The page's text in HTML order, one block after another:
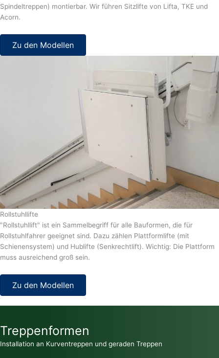
Spindeltreppen) montierbar. Wir führen Sitzlifte von Lifta, TKE und
Acorn.
Zu den Modellen
Rollstuhllifte
"Rollstuhllift" ist ein Sammelbegriff für alle Bauformen, die für
Rollstuhlfahrer geeignet sind. Dazu zählen Plattformlifte (mit
Schienensystem) und Hublifte (Senkrechtlift). Wichtig: Die Plattform
muss ausreichend groß sein.
Zu den Modellen
Treppenformen
Installation an Kurventreppen und geraden Treppen